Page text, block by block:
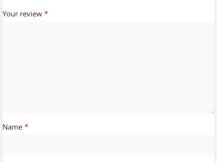
Your review *
Name *